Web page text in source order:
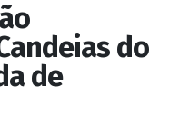
do
de